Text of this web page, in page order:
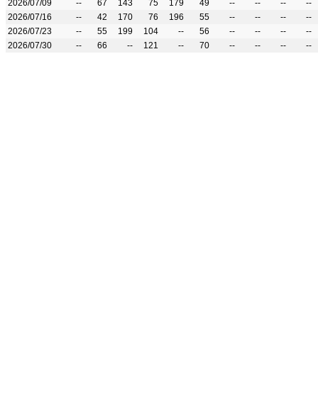
2026/07/09
-- 67 143 75 179 49 -- -- --
--
2026/07/16
-- 42 170 76 196 55 -- -- --
--
2026/07/23
-- 55 199 104 -- 56 -- -- --
--
2026/07/30
-- 66 -- 121 -- 70 -- -- -- --